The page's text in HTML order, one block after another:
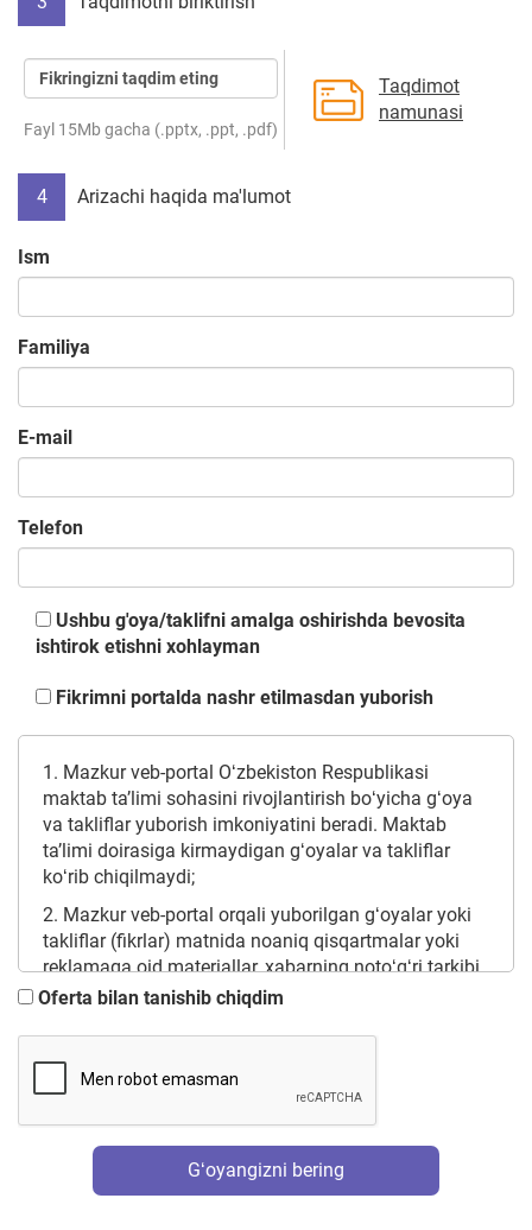
Fikringizni taqdim eting
Fayl 15Mb gacha (.pptx, .ppt, .pdf)
Taqdimot
namunasi
4 Arizachi haqida ma'lumot
Ism
Familiya
E-mail
Telefon
Ushbu g'oya/taklifni amalga oshirishda bevosita
ishtirok etishni xohlayman
Fikrimni portalda nashr etilmasdan yuborish
1. Mazkur veb-portal Oʻzbekiston Respublikasi
maktab ta’limi sohasini rivojlantirish boʻyicha gʻoya
va takliflar yuborish imkoniyatini beradi. Maktab
ta’limi doirasiga kirmaydigan gʻoyalar va takliflar
koʻrib chiqilmaydi;
2. Mazkur veb-portal orqali yuborilgan gʻoyalar yoki
takliflar (fikrlar) matnida noaniq qisqartmalar yoki
reklamaga oid materiallar, xabarning notoʻgʻri tarkibi
(mantiqsiz va maʼnosiz) boʻlgan taqdirda qabul
3. Mazkur veb-portaldan tuhmat, haqorat va yolgʻon
tanqidlarni o'z ichiga olgan shikoyatlarni yuborish
vositasi sifatida foydalanish Oʻzbekiston
moddalariga va boshqa huquqiy javobgarliklarga
olib kelishi mumkin;
Oferta bilan tanishib chiqdim
Gʻoyangizni bering